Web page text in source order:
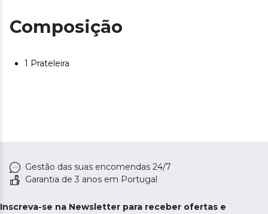
Composição
1 Prateleira
Gestão das suas encomendas 24/7
Garantia de 3 anos em Portugal
Inscreva-se na Newsletter para receber ofertas e